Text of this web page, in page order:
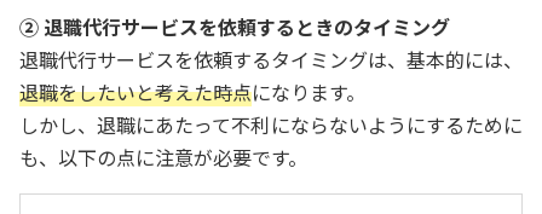
② 退職代行サービスを依頼するときのタイミング
退職代行サービスを依頼するタイミングは、基本的には、
退職をしたいと考えた時点になります。
しかし、退職にあたって不利にならないようにするために
も、以下の点に注意が必要です。